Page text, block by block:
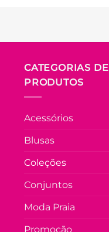
CATEGORIAS DE
PRODUTOS
Acessórios
Blusas
Coleções
Conjuntos
Moda Praia
Promoção